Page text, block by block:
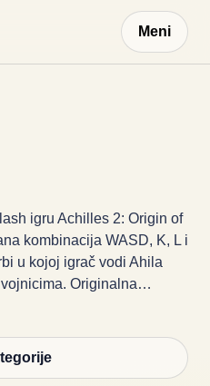
Meni
igru Achilles 2: Origin of
kombinacija WASD, K, L i
u kojoj igrač vodi Ahila
Originalna…